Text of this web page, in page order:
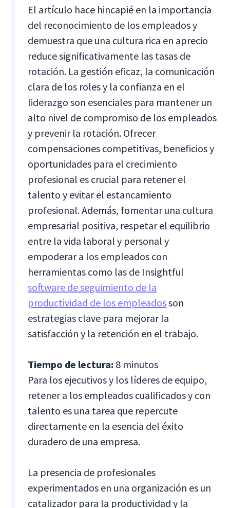
El artículo hace hincapié en la importancia
del reconocimiento de los empleados y
demuestra que una cultura rica en aprecio
reduce significativamente las tasas de
rotación. La gestión eficaz, la comunicación
clara de los roles y la confianza en el
liderazgo son esenciales para mantener un
alto nivel de compromiso de los empleados
y prevenir la rotación. Ofrecer
compensaciones competitivas, beneficios y
oportunidades para el crecimiento
profesional es crucial para retener el
talento y evitar el estancamiento
profesional. Además, fomentar una cultura
empresarial positiva, respetar el equilibrio
entre la vida laboral y personal y
empoderar a los empleados con
herramientas como las de Insightful
software de seguimiento de la
productividad de los empleadosson
estrategias clave para mejorar la
satisfacción y la retención en el trabajo.
Tiempo de lectura: 8 minutos
Para los ejecutivos y los líderes de equipo,
retener a los empleados cualificados y con
talento es una tarea que repercute
directamente en la esencia del éxito
duradero de una empresa.
La presencia de profesionales
experimentados en una organización es un
catalizador para la productividad y la